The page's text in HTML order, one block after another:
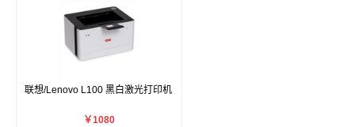
联想/Lenovo L100 黑白激光打印机
￥1080